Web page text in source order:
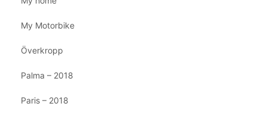
My Motorbike
Överkropp
Palma – 2018
Paris – 2018